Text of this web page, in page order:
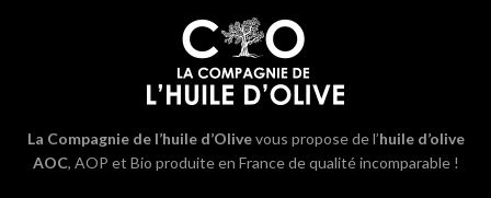
La Compagnie de l’huile d’Olivevous propose de l’huile d’olive
AOC, AOP et Bio produite en France de qualité incomparable !